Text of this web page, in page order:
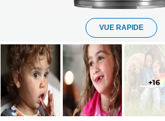
VUE RAPIDE
+16